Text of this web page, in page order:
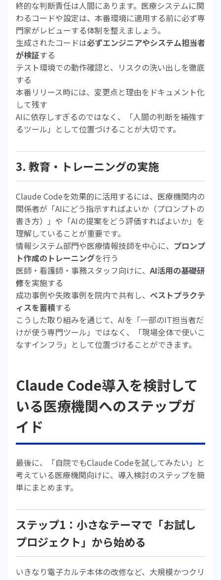
終的な判断責任は人間にあります。医療システムに関
わるコードや設定は、本番環境に適用する前に必ず専
門家がレビューする体制を整えましょう。
生成されたコードは必ずエンジニアやシステム担当者
が検証する
テスト環境での動作確認と、リスクの洗い出しを徹底
する
本番リリース時には、変更点と理由をドキュメント化
して残す
AIに依存しすぎるのではなく、「人間の判断を補強す
るツール」として位置づけることが大切です。
3. 教育・トレーニングの実施
Claude Codeを効果的に活用するには、医療機関内の
関係者が「AIにどう指示すればよいか（プロンプトの
書き方）」や「AIの提案をどう評価すればよいか」を
理解していることが重要です。
情報システム部門や医療情報技師を中心に、 プロンプ
ト作成のトレーニングを行う
医師・看護師・事務スタッフ向けに、AI活用の基礎研
修を実施する
成功事例や失敗事例を院内で共有し、 ベストプラクテ
ィスを蓄積する
こうした取り組みを通じて、AIを「一部のIT担当者だ
けが使う専門ツール」ではなく、「現場全体で使いこ
なすインフラ」として位置づけることができます。
Claude Code導入を検討して
いる医療機関へのステップガ
イド
最後に、「自院でもClaude Codeを試してみたい」と
考えている医療機関向けに、導入検討のステップを簡
単にまとめます。
ステップ1：小さなテーマで「お試し
プロジェクト」から始める
いきなり電子カルテ本体の改修など、大規模かつクリ